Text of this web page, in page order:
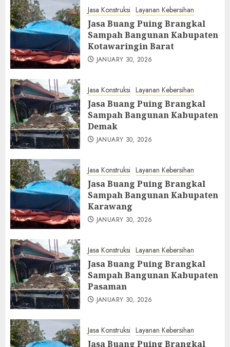
Jasa Konstruksi Layanan Kebersihan
Jasa Buang Puing Brangkal
Sampah Bangunan Kabupaten
Kotawaringin Barat
JANUARY 30, 2026
Jasa Konstruksi Layanan Kebersihan
Jasa Buang Puing Brangkal
Sampah Bangunan Kabupaten
Demak
JANUARY 30, 2026
Jasa Konstruksi Layanan Kebersihan
Jasa Buang Puing Brangkal
Sampah Bangunan Kabupaten
Karawang
JANUARY 30, 2026
Jasa Konstruksi Layanan Kebersihan
Jasa Buang Puing Brangkal
Sampah Bangunan Kabupaten
Pasaman
JANUARY 30, 2026
Jasa Konstruksi Layanan Kebersihan
Jasa Buang Puing Brangkal